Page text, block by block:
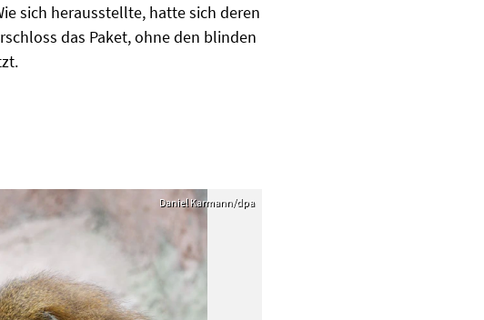
sich herausstellte, hatte sich deren
das Paket, ohne den blinden
Daniel Karmann/dpa